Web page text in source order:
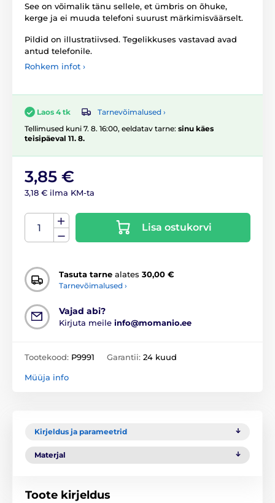
See on võimalik tänu sellele, et ümbris on õhuke,
kerge ja ei muuda telefoni suurust märkimisväärselt.
Pildid on illustratiivsed. Tegelikkuses vastavad avad
antud telefonile.
Rohkem infot ›
Laos 4 tk
Tarnevõimalused ›
Tellimused kuni 7. 8. 16:00, eeldatav tarne: sinu käes
teisipäeval 11. 8.
3,85 €
3,18 € ilma KM-ta
Lisa ostukorvi
Tasuta tarne alates 30,00 €
Tarnevõimalused ›
Vajad abi?
Kirjuta meile info@momanio.ee
Tootekood: P9991 Garantii: 24 kuud
Müüja info
Kirjeldus ja parameetrid
Materjal
Toote kirjeldus